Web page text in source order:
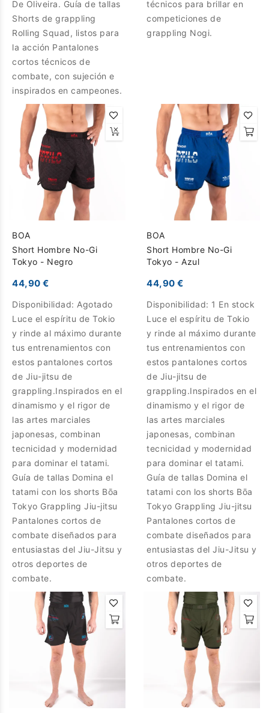
De Oliveira. Guía de tallas
Shorts de grappling
Rolling Squad, listos para
la acción Pantalones
cortos técnicos de
combate, con sujeción e
inspirados en campeones.
técnicos para brillar en
competiciones de
grappling Nogi.
BOA
Short Hombre No-Gi
Tokyo - Negro
44,90 €
Disponibilidad: Agotado
Luce el espíritu de Tokio
y rinde al máximo durante
tus entrenamientos con
estos pantalones cortos
de Jiu-jitsu de
grappling.Inspirados en el
dinamismo y el rigor de
las artes marciales
japonesas, combinan
tecnicidad y modernidad
para dominar el tatami.
Guía de tallas Domina el
tatami con los shorts Bōa
Tokyo Grappling Jiu-jitsu
Pantalones cortos de
combate diseñados para
entusiastas del Jiu-Jitsu y
otros deportes de
combate.
BOA
Short Hombre No-Gi
Tokyo - Azul
44,90 €
Disponibilidad: 1 En stock
Luce el espíritu de Tokio
y rinde al máximo durante
tus entrenamientos con
estos pantalones cortos
de Jiu-jitsu de
grappling.Inspirados en el
dinamismo y el rigor de
las artes marciales
japonesas, combinan
tecnicidad y modernidad
para dominar el tatami.
Guía de tallas Domina el
tatami con los shorts Bōa
Tokyo Grappling Jiu-jitsu
Pantalones cortos de
combate diseñados para
entusiastas del Jiu-Jitsu y
otros deportes de
combate.